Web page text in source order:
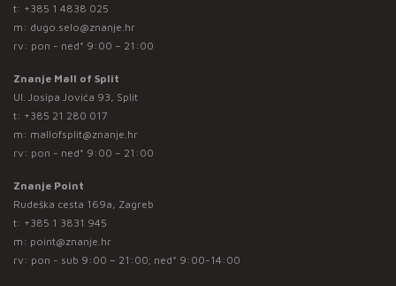
t: +385 1 4838 025
m: dugo.selo@znanje.hr
rv: pon - ned* 9:00 – 21:00
Znanje Mall of Split
Ul. Josipa Jovića 93, Split
t: +385 21 280 017
m: mallofsplit@znanje.hr
rv: pon - ned* 9:00 – 21:00
Znanje Point
Rudeška cesta 169a, Zagreb
t: +385 1 3831 945
m: point@znanje.hr
rv: pon - sub 9:00 – 21:00; ned* 9:00-14:00